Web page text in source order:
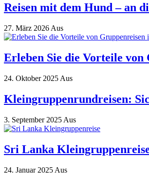
Reisen mit dem Hund – an
27. März 2026 Aus
Erleben Sie die Vorteile
24. Oktober 2025 Aus
Kleingruppenrundreisen:
3. September 2025 Aus
Sri Lanka
24. Januar 2025 Aus